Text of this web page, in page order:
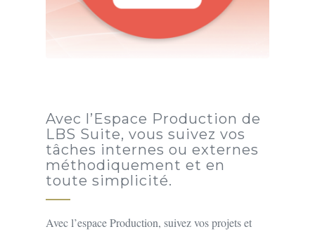
Avec l’Espace Production de
LBS Suite, vous suivez vos
tâches internes ou externes
méthodiquement et en
toute simplicité.
Avec l’espace Production, suivez vos projets et